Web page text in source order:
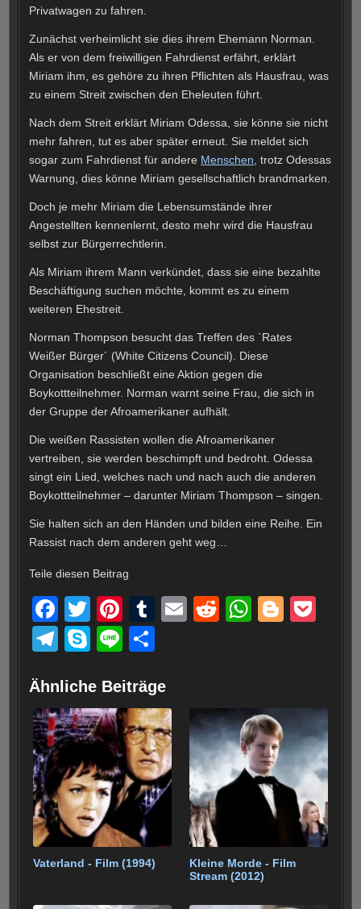
Privatwagen zu fahren.
Zunächst verheimlicht sie dies ihrem Ehemann Norman.
Als er von dem freiwilligen Fahrdienst erfährt, erklärt
Miriam ihm, es gehöre zu ihren Pflichten als Hausfrau, was
zu einem Streit zwischen den Eheleuten führt.
Nach dem Streit erklärt Miriam Odessa, sie könne sie nicht
mehr fahren, tut es aber später erneut. Sie meldet sich
sogar zum Fahrdienst für andere Menschen, trotz Odessas
Warnung, dies könne Miriam gesellschaftlich brandmarken.
Doch je mehr Miriam die Lebensumstände ihrer
Angestellten kennenlernt, desto mehr wird die Hausfrau
selbst zur Bürgerrechtlerin.
Als Miriam ihrem Mann verkündet, dass sie eine bezahlte
Beschäftigung suchen möchte, kommt es zu einem
weiteren Ehestreit.
Norman Thompson besucht das Treffen des `Rates
Weißer Bürger´ (White Citizens Council). Diese
Organisation beschließt eine Aktion gegen die
Boykottteilnehmer. Norman warnt seine Frau, die sich in
der Gruppe der Afroamerikaner aufhält.
Die weißen Rassisten wollen die Afroamerikaner
vertreiben, sie werden beschimpft und bedroht. Odessa
singt ein Lied, welches nach und nach auch die anderen
Boykottteilnehmer – darunter Miriam Thompson – singen.
Sie halten sich an den Händen und bilden eine Reihe. Ein
Rassist nach dem anderen geht weg…
Teile diesen Beitrag
F
a
c
e
b
o
o
k
T
wi
tt
er
Pi
nt
er
e
st
T
bl
r
E
R
t
W
A
p
p
Bl
er
T
e
gr
a
m
S
p
e
Li
e
e
n
Ähnliche Beiträge
Vaterland - Film (1994)
Kleine Morde - Film
Stream (2012)